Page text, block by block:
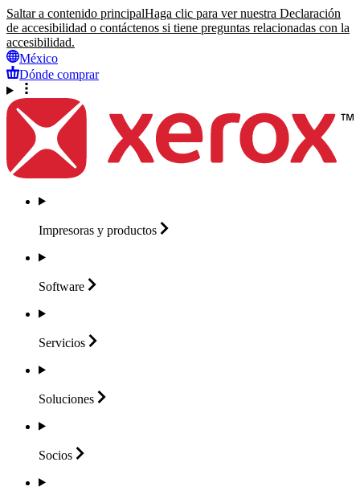
Saltar a contenido principalHaga clic para ver nuestra Declaración
de accesibilidad o contáctenos si tiene preguntas relacionadas con la
accesibilidad.
México
Dónde comprar
Impresoras y productos
Software
Servicios
Soluciones
Socios